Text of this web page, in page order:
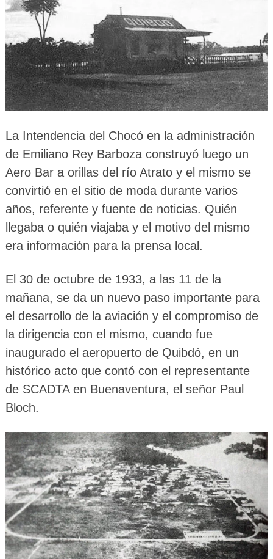
La Intendencia del Chocó en la administración
de Emiliano Rey Barboza construyó luego un
Aero Bar a orillas del río Atrato y el mismo se
convirtió en el sitio de moda durante varios
años, referente y fuente de noticias. Quién
llegaba o quién viajaba y el motivo del mismo
era información para la prensa local.
El 30 de octubre de 1933, a las 11 de la
mañana, se da un nuevo paso importante para
el desarrollo de la aviación y el compromiso de
la dirigencia con el mismo, cuando fue
inaugurado el aeropuerto de Quibdó, en un
histórico acto que contó con el representante
de SCADTA en Buenaventura, el señor Paul
Bloch.